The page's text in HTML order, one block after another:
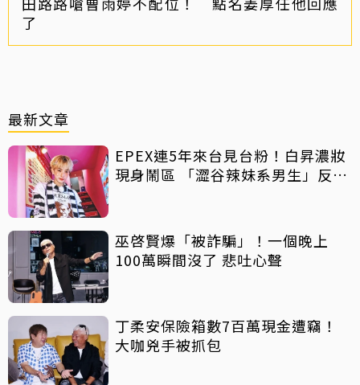
了
最新文章
EPEX連5年來台見台粉！白昇濃妝
現身鬧區 「澀谷辣妹系男生」反差
巫啓賢爆「被詐騙」！一個晚上
100萬瞬間沒了 悲吐心聲
丁柔安保險箱數7百萬現金遭竊！
大咖兇手被抓包